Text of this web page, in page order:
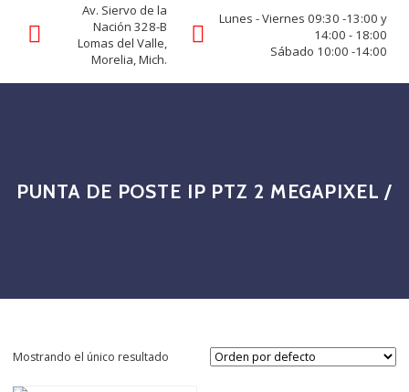
Av. Siervo de la
Nación 328-B
Lomas del Valle,
Morelia, Mich.
Lunes - Viernes 09:30 -13:00 y
14:00 - 18:00
Sábado 10:00 -14:00
PUNTA DE POSTE IP PTZ 2 MEGAPIXEL /
Mostrando el único resultado